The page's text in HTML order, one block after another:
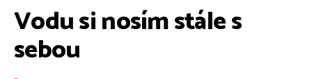
Vodu si nosím stále s
sebou